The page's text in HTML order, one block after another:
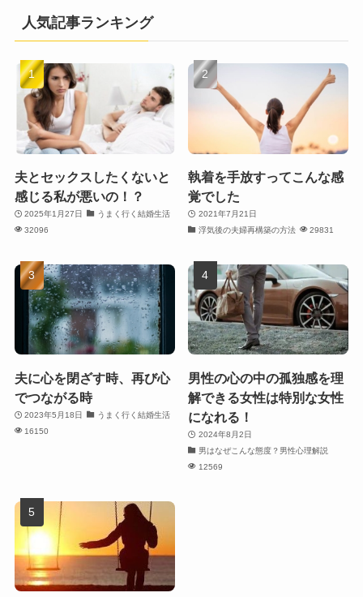
人気記事ランキング
夫とセックスしたくないと
感じる私が悪いの！？
2025年1月27日
うまく行く結婚生活
32096
執着を手放すってこんな感
覚でした
2021年7月21日
浮気後の夫婦再構築の方法
29831
夫に心を閉ざす時、再び心
でつながる時
2023年5月18日
うまく行く結婚生活
16150
男性の心の中の孤独感を理
解できる女性は特別な女性
になれる！
2024年8月2日
男はなぜこんな態度？男性心理解説
12569